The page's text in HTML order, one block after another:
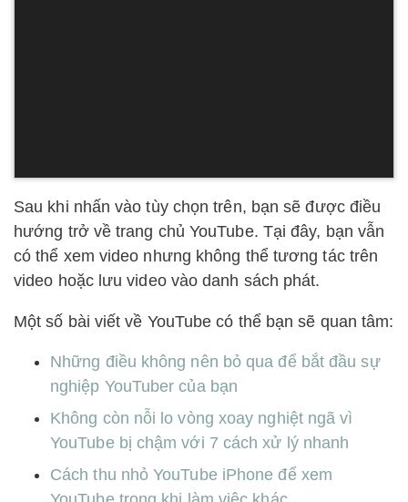
Sau khi nhấn vào tùy chọn trên, bạn sẽ được điều
hướng trở về trang chủ YouTube. Tại đây, bạn vẫn
có thể xem video nhưng không thể tương tác trên
video hoặc lưu video vào danh sách phát.
Một số bài viết về YouTube có thể bạn sẽ quan tâm:
Những điều không nên bỏ qua để bắt đầu sự
nghiệp YouTuber của bạn
Không còn nỗi lo vòng xoay nghiệt ngã vì
YouTube bị chậm với 7 cách xử lý nhanh
Cách thu nhỏ YouTube iPhone để xem